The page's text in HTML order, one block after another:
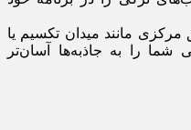
مانند میدان تکسیم یا
را به جاذبه‌ها آسان‌تر